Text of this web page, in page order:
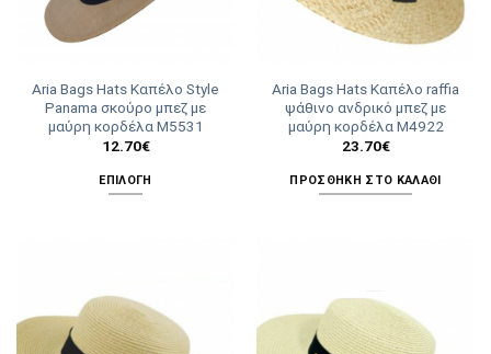
Aria Bags Hats Καπέλο Style
Panama σκούρο μπεζ με
μαύρη κορδέλα Μ5531
12.70€
ΕΠΙΛΟΓΉ
πολλαπλές
παραλλαγές.
Οι
Aria Bags Hats Καπέλο raffia
ψάθινο ανδρικό μπεζ με
μαύρη κορδέλα Μ4922
23.70€
ΠΡΟΣΘΉΚΗ ΣΤΟ ΚΑΛΆΘΙ